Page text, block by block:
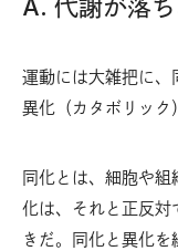
A. 代謝が落
運動には大雑把に、
異化（カタボリック
同化とは、細胞や
化は、それと正反対
きだ。同化と異化